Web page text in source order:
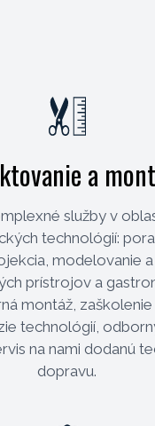
a
služby v
technológií:
modelovanie a
prístrojov a
montáž, zaškolenie
technológií,
na nami dodanú
dopravu.